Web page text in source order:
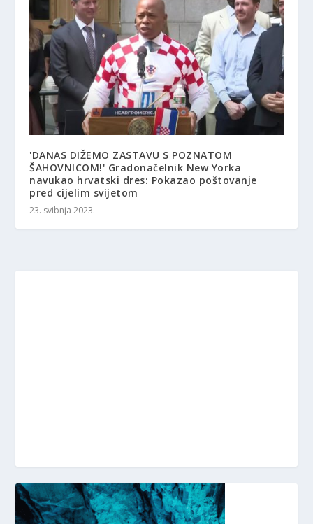
'DANAS DIŽEMO ZASTAVU S POZNATOM
ŠAHOVNICOM!' Gradonačelnik New Yorka
navukao hrvatski dres: Pokazao poštovanje
pred cijelim svijetom
23. svibnja 2023.